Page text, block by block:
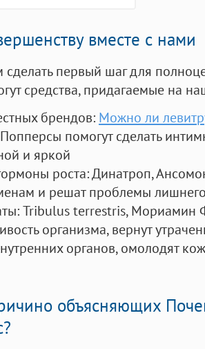
вместе с нами
первый шаг для
средства, придагаемые на
брендов: Можно ли
помогут сделать
и яркой
роста: Динатроп,
и решат проблемы
Tribulus terrestris, Мориамин
организма, вернут
органов, омолодят
объясняющих